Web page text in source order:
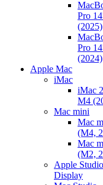
Pro
(2025)
Pro
(2024)
Apple Mac
iMac
iMac
M4
Mac mini
Mac
(M4,
Mac
(M2,
Apple Studio
Display